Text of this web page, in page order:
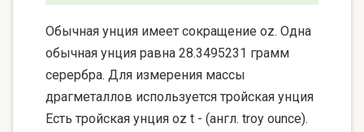
Обычная унция имеет сокращение oz. Одна
обычная унция равна 28.3495231 грамм
серербра. Для измерения массы
драгметаллов используется тройская унция
Есть тройская унция oz t - (англ. troy ounce).